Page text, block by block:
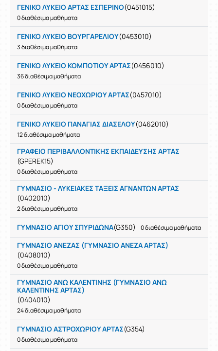
ΓΕΝΙΚΟ ΛΥΚΕΙΟ ΑΡΤΑΣ ΕΣΠΕΡΙΝΟ(0451015)
0 διαθέσιμα μαθήματα
ΓΕΝΙΚΟ ΛΥΚΕΙΟ ΒΟΥΡΓΑΡΕΛΙΟΥ(0453010)
3 διαθέσιμα μαθήματα
ΓΕΝΙΚΟ ΛΥΚΕΙΟ ΚΟΜΠΟΤΙΟΥ ΑΡΤΑΣ(0456010)
36 διαθέσιμα μαθήματα
ΓΕΝΙΚΟ ΛΥΚΕΙΟ ΝΕΟΧΩΡΙΟΥ ΑΡΤΑΣ(0457010)
0 διαθέσιμα μαθήματα
ΓΕΝΙΚΟ ΛΥΚΕΙΟ ΠΑΝΑΓΙΑΣ ΔΙΑΣΕΛΟΥ(0462010)
12 διαθέσιμα μαθήματα
ΓΡΑΦΕΙΟ ΠΕΡΙΒΑΛΛΟΝΤΙΚΗΣ ΕΚΠΑΙΔΕΥΣΗΣ ΑΡΤΑΣ
(GPEREK15)
0 διαθέσιμα μαθήματα
ΓΥΜΝΑΣΙΟ - ΛΥΚΕΙΑΚΕΣ ΤΑΞΕΙΣ ΑΓΝΑΝΤΩΝ ΑΡΤΑΣ
(0402010)
2 διαθέσιμα μαθήματα
ΓΥΜΝΑΣΙΟ ΑΓΙΟΥ ΣΠΥΡΙΔΩΝΑ(G350) 0 διαθέσιμα μαθήματα
ΓΥΜΝΑΣΙΟ ΑΝΕΖΑΣ (ΓΥΜΝΑΣΙΟ ΑΝΕΖΑ ΑΡΤΑΣ)
(0408010)
0 διαθέσιμα μαθήματα
ΓΥΜΝΑΣΙΟ ΑΝΩ ΚΑΛΕΝΤΙΝΗΣ (ΓΥΜΝΑΣΙΟ ΑΝΩ
ΚΑΛΕΝΤΙΝΗΣ ΑΡΤΑΣ)
(0404010)
24 διαθέσιμα μαθήματα
ΓΥΜΝΑΣΙΟ ΑΣΤΡΟΧΩΡΙΟΥ ΑΡΤΑΣ(G354)
0 διαθέσιμα μαθήματα